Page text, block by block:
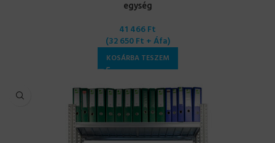
egység
41 466Ft
(32 650Ft + Áfa)
KOSÁRBA TESZEM